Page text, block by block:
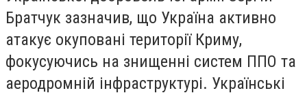
Братчук зазначив, що Україна активно
атакує окуповані території Криму,
фокусуючись на знищенні систем ППО та
аеродромній інфраструктурі. Українські